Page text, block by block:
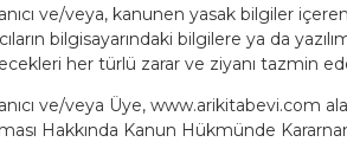
ve/veya, kanunen yasak bilgiler
bilgisayarındaki bilgilere ya da
her türlü zarar ve ziyanı tazmin
ve/veya Üye, www.arikitabevi.com
Hakkında Kanun Hükmünde